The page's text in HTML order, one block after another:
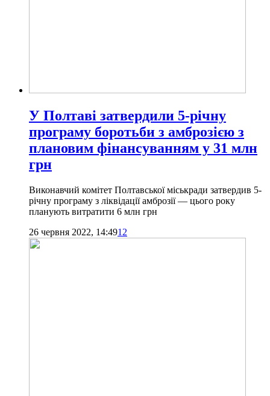
У Полтаві затвердили 5-річну
програму боротьби з амброзією з
плановим фінансуванням у 31 млн
грн
Виконавчий комітет Полтавської міськради затвердив 5-
річну програму з ліквідації амброзії — цього року
планують витратити 6 млн грн
26 червня 2022, 14:4912